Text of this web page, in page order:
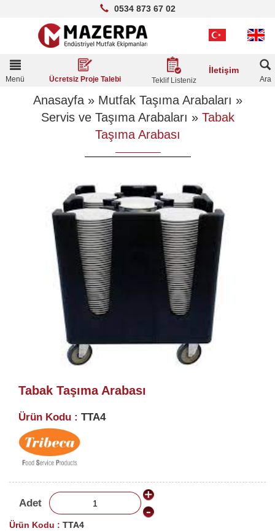
0534 873 67 02
Toggle
navigation
Menü Ücretsiz Proje Talebi Teklif Listeniz
İletişim
Ara
Anasayfa» Mutfak Taşıma Arabaları »
Servis ve Taşıma Arabaları » Tabak
Taşıma Arabası
Tabak Taşıma Arabası
Ürün Kodu : TTA4
Adet
Ürün Kodu : TTA4